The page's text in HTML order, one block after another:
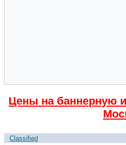
Цены на баннерную
Classified